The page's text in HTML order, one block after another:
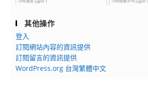
其他操作
登入
訂閱網站內容的資訊提供
訂閱留言的資訊提供
WordPress.org 台灣繁體中文